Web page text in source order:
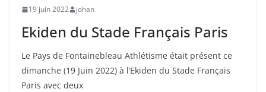
19 juin 2022 johan
Ekiden du Stade Français Paris
Le Pays de Fontainebleau Athlétisme était présent ce
dimanche (19 Juin 2022) à l’Ekiden du Stade Français
Paris avec deux